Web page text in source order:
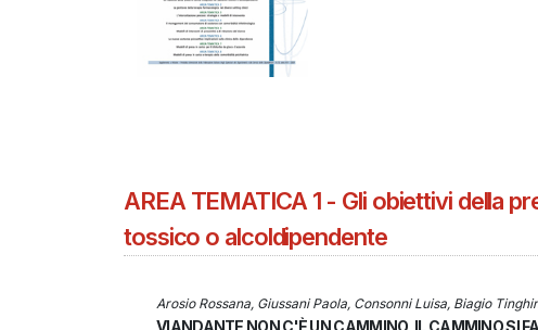
AREA TEMATICA 1 - Gli obiettivi della
tossico o alcoldipendente
Arosio Rossana, Giussani Paola, Consonni Luisa, Biagio
VIANDANTE NON C'È UN CAMMINO, IL CAMMINO SI